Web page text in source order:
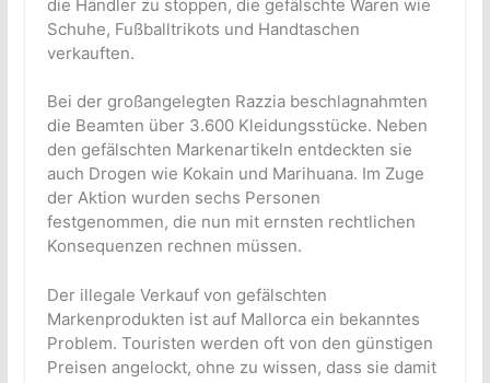
die Händler zu stoppen, die gefälschte Waren wie
Schuhe, Fußballtrikots und Handtaschen
verkauften.
Bei der großangelegten Razzia beschlagnahmten
die Beamten über 3.600 Kleidungsstücke. Neben
den gefälschten Markenartikeln entdeckten sie
auch Drogen wie Kokain und Marihuana. Im Zuge
der Aktion wurden sechs Personen
festgenommen, die nun mit ernsten rechtlichen
Konsequenzen rechnen müssen.
Der illegale Verkauf von gefälschten
Markenprodukten ist auf Mallorca ein bekanntes
Problem. Touristen werden oft von den günstigen
Preisen angelockt, ohne zu wissen, dass sie damit